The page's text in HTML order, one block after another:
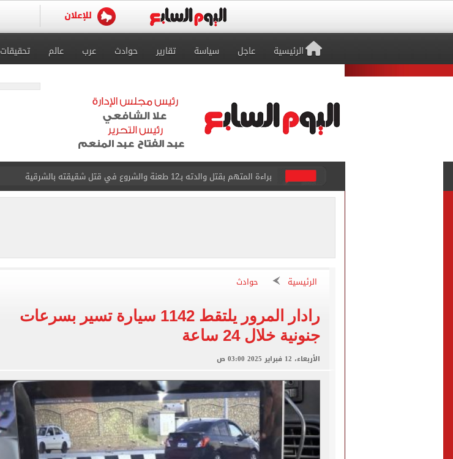
الرئيسية عاجل سياسة تقارير حوادث عرب عالم تحقيقات
بيتسو موسيماني مديرا فنيا لمنتخب جنوب أفريقيا
كل شيء يبدأ من العقل.. رسالة غامضة من عبد الله السعيد بعد غيابه عن الزمالك
تقارير: الأهلى يضع اللمسات الأخيرة على صفقة جوردان مينديز
عبد الله السعيد يواصل الغياب عن معسكر الزمالك بالعاصمة الجديدة
شيكو بانزا يخطر الزمالك بالعودة إلى القاهرة 15 أغسطس
رسميا.. اتحاد الكرة يعلن استضافة مصر بطولة أمم أفريقيا تحت 23 سنة
الرئيسية حوادث
رادار المرور يلتقط 1142 سيارة تسير بسرعات
جنونية خلال 24 ساعة
الأربعاء، 12 فبراير 2025 03:00 ص